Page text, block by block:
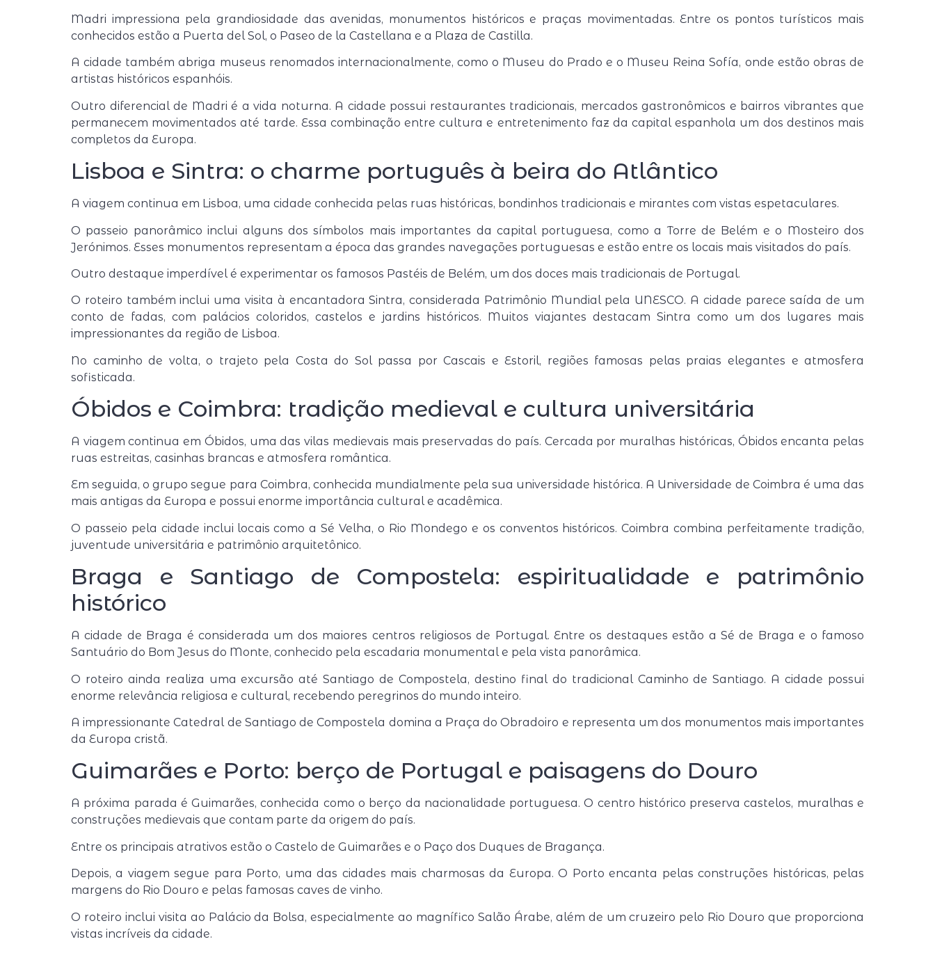
Madri impressiona pela grandiosidade das avenidas, monumentos históricos e praças movimentadas. Entre os pontos turísticos mais
conhecidos estão a Puerta del Sol, o Paseo de la Castellana e a Plaza de Castilla.
A cidade também abriga museus renomados internacionalmente, como o Museu do Prado e o Museu Reina Sofía, onde estão obras de
artistas históricos espanhóis.
Outro diferencial de Madri é a vida noturna. A cidade possui restaurantes tradicionais, mercados gastronômicos e bairros vibrantes que
permanecem movimentados até tarde. Essa combinação entre cultura e entretenimento faz da capital espanhola um dos destinos mais
completos da Europa.
Lisboa e Sintra: o charme português à beira do Atlântico
A viagem continua em Lisboa, uma cidade conhecida pelas ruas históricas, bondinhos tradicionais e mirantes com vistas espetaculares.
O passeio panorâmico inclui alguns dos símbolos mais importantes da capital portuguesa, como a Torre de Belém e o Mosteiro dos
Jerónimos. Esses monumentos representam a época das grandes navegações portuguesas e estão entre os locais mais visitados do país.
Outro destaque imperdível é experimentar os famosos Pastéis de Belém, um dos doces mais tradicionais de Portugal.
O roteiro também inclui uma visita à encantadoraSintra, considerada Patrimônio Mundial pela UNESCO. A cidade parece saída de um
conto de fadas, com palácios coloridos, castelos e jardins históricos. Muitos viajantes destacam Sintra como um dos lugares mais
impressionantes da região de Lisboa.
No caminho de volta, o trajeto pela Costa do Sol passa porCascais eEstoril, regiões famosas pelas praias elegantes e atmosfera
sofisticada.
Óbidos e Coimbra: tradição medieval e cultura universitária
A viagem continua em Óbidos, uma das vilas medievais mais preservadas do país. Cercada por muralhas históricas, Óbidos encanta pelas
ruas estreitas, casinhas brancas e atmosfera romântica.
Em seguida, o grupo segue para Coimbra, conhecida mundialmente pela sua universidade histórica. A Universidade de Coimbra é uma das
mais antigas da Europa e possui enorme importância cultural e acadêmica.
O passeio pela cidade inclui locais como a Sé Velha, o Rio Mondego e os conventos históricos. Coimbra combina perfeitamente tradição,
juventude universitária e patrimônio arquitetônico.
Braga e Santiago de Compostela: espiritualidade e patrimônio
histórico
A cidade de Braga é considerada um dos maiores centros religiosos de Portugal. Entre os destaques estão aSé de Braga e o famoso
Santuário do Bom Jesus do Monte, conhecido pela escadaria monumental e pela vista panorâmica.
O roteiro ainda realiza uma excursão atéSantiago de Compostela, destino final do tradicional Caminho de Santiago. A cidade possui
enorme relevância religiosa e cultural, recebendo peregrinos do mundo inteiro.
A impressionanteCatedral de Santiago de Compostela domina a Praça do Obradoiro e representa um dos monumentos mais importantes
da Europa cristã.
Guimarães e Porto: berço de Portugal e paisagens do Douro
A próxima parada éGuimarães, conhecida como o berço da nacionalidade portuguesa. O centro histórico preserva castelos, muralhas e
construções medievais que contam parte da origem do país.
Entre os principais atrativos estão o Castelo de Guimarães e o Paço dos Duques de Bragança.
Depois, a viagem segue para Porto, uma das cidades mais charmosas da Europa. O Porto encanta pelas construções históricas, pelas
margens do Rio Douro e pelas famosas caves de vinho.
O roteiro inclui visita ao Palácio da Bolsa, especialmente ao magnífico Salão Árabe, além de um cruzeiro pelo Rio Douro que proporciona
vistas incríveis da cidade.